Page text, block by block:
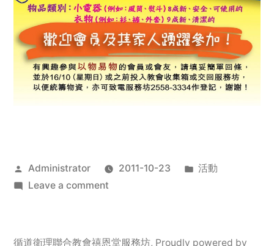
Posted
by
Administrator 2011-10-23
Posted
活動
Leave a commenton
服
循道衛理聯合教會禧恩堂服務坊, Proudly powered by